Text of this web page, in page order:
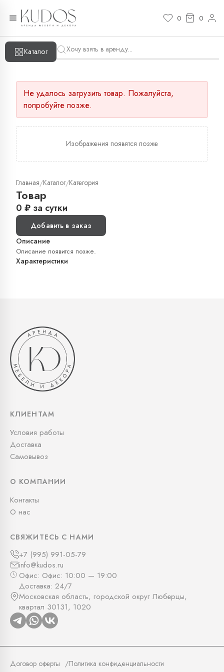
0 0
Каталог
Не удалось загрузить товар. Пожалуйста,
попробуйте позже.
Изображения появятся позже
Главная/Каталог/Категория
Товар
0 ₽ за сутки
Добавить в заказ
Описание
Описание появится позже.
Характеристики
КЛИЕНТАМ
Условия работы
Доставка
Самовывоз
О КОМПАНИИ
Контакты
О нас
СВЯЖИТЕСЬ С НАМИ
+7 (995) 991-05-79
info@kudos.ru
Офис: Офис: 10:00 — 19:00
Доставка: 24/7
Московская область, городской округ Люберцы,
квартал 30131, 1020
Договор оферты Политика конфиденциальности